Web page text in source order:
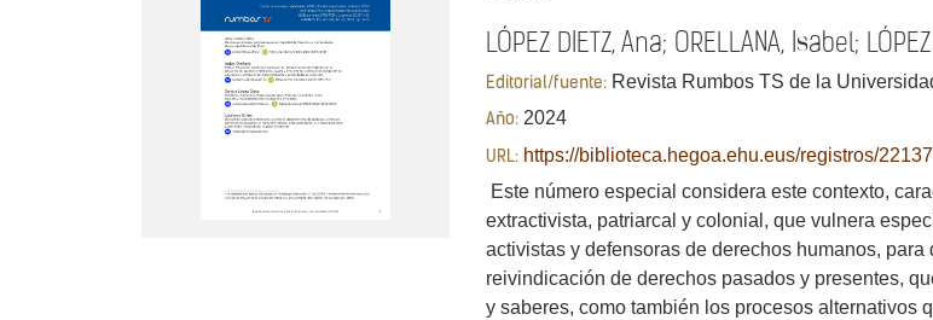
LÓPEZ DIETZ, Ana; ORELLANA, Isabel;
Editorial/fuente: Revista Rumbos TS de la
Año: 2024
URL: https://biblioteca.hegoa.ehu.eus/registros/22137
Este número especial considera este contexto,
extractivista, patriarcal y colonial, que vulnera
activistas y defensoras de derechos humanos,
reivindicación de derechos pasados y presentes,
y saberes, como también los procesos alternativos